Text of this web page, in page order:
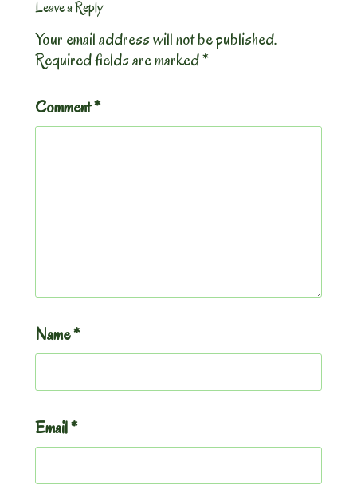
Leave a Reply
Your email address will not be published.
Required fields are marked*
Comment*
Name*
Email*